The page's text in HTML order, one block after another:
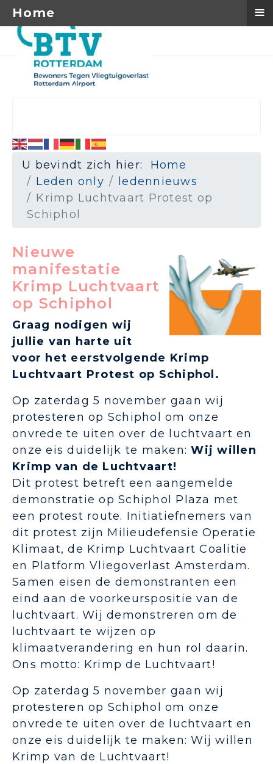
U bevindt zich hier: Home
Leden only
ledennieuws
Krimp Luchtvaart Protest op
Schiphol
Nieuwe
manifestatie
Krimp Luchtvaart
op Schiphol
Graag nodigen wij
jullie van harte uit
voor het eerstvolgende Krimp
Luchtvaart Protest op Schiphol.
Op zaterdag 5 november gaan wij
protesteren op Schiphol om onze
onvrede te uiten over de luchtvaart en
onze eis duidelijk te maken:Wij willen
Krimp van de Luchtvaart!
Dit protest betreft een aangemelde
demonstratie op Schiphol Plaza met
een protest route. Initiatiefnemers van
dit protest zijn Milieudefensie Operatie
Klimaat, de Krimp Luchtvaart Coalitie
en Platform Vliegoverlast Amsterdam.
Samen eisen de demonstranten een
eind aan de voorkeurspositie van de
luchtvaart. Wij demonstreren om de
luchtvaart te wijzen op
klimaatverandering en hun rol daarin.
Ons motto: Krimp de Luchtvaart!
Op zaterdag 5 november gaan wij
protesteren op Schiphol om onze
onvrede te uiten over de luchtvaart en
onze eis duidelijk te maken: Wij willen
Krimp van de Luchtvaart!
Home ≡